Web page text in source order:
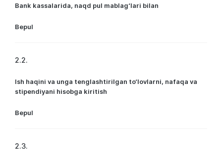
Bank kassalarida, naqd pul mablag‘lari bilan
Bepul
2.2.
Ish haqini va unga tenglashtirilgan to‘lovlarni, nafaqa va
stipendiyani hisobga kiritish
Bepul
2.3.